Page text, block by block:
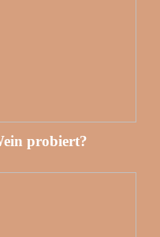
probiert?